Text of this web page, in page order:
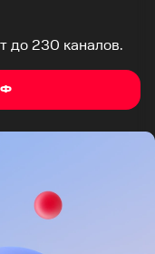
до 230 каналов.